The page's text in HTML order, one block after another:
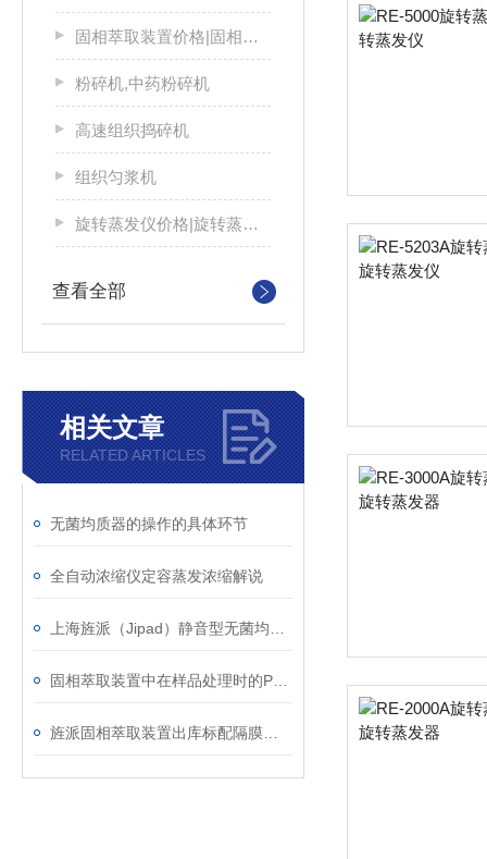
固相萃取装置价格|固相萃取仪厂家
粉碎机,中药粉碎机
高速组织捣碎机
组织匀浆机
旋转蒸发仪价格|旋转蒸发器厂家
查看全部
相关文章
RELATED ARTICLES
无菌均质器的操作的具体环节
全自动浓缩仪定容蒸发浓缩解说